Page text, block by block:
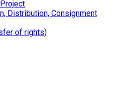
Distribution, Consignment
of rights)